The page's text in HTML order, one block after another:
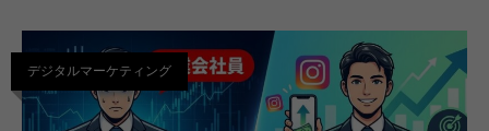
デジタルマーケティング